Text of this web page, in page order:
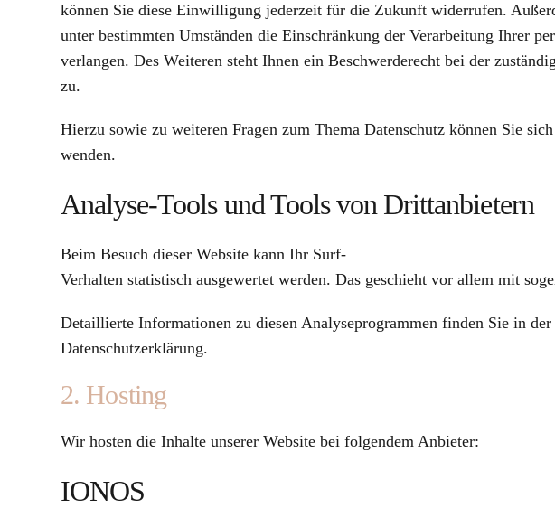
können Sie diese Einwilligung jederzeit für die Zukunft widerrufen.
unter bestimmten Umständen die Einschränkung der Verarbeitung Ihrer
verlangen. Des Weiteren steht Ihnen ein Beschwerderecht bei der
zu.
Hierzu sowie zu weiteren Fragen zum Thema Datenschutz können Sie
wenden.
Analyse-Tools und Tools von Dritt­anbietern
Beim Besuch dieser Website kann Ihr Surf-
Verhalten statistisch ausgewertet werden. Das geschieht vor allem mit
Detaillierte Informationen zu diesen Analyseprogrammen finden Sie in
Datenschutzerklärung.
2. Hosting
Wir hosten die Inhalte unserer Website bei folgendem Anbieter:
IONOS